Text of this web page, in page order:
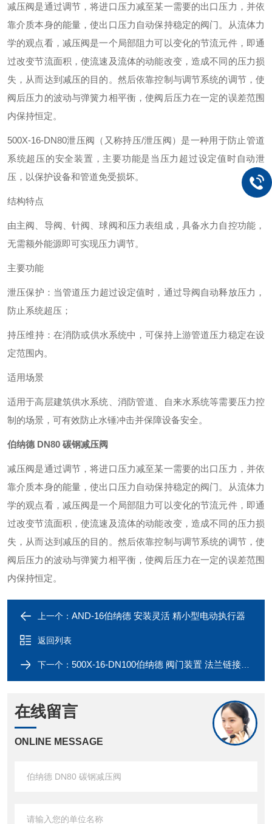
减压阀是通过调节 ，将进口压力减至某一需要的出口压力，并依
靠介质本身的能量，使出口压力自动保持稳定的阀门。从流体力
学的观点看，减压阀是一个局部阻力可以变化的节流元件，即通
过改变节流面积，使流速及流体的动能改变，造成不同的压力损
失 ，从而达到减压的目的。然后依靠控制与调节系统的调节，使
阀后压力的波动与弹簧力相平衡，使阀后压力在一定的误差范围
内保持恒定。
500X-16-DN80泄压阀（又称持压/泄压阀）是一种用于防止管道
系统超压的安全装置，主要功能是当压力超过设定值时自动泄
压，以保护设备和管道免受损坏。
结构特点
由主阀、导阀、针阀、球阀和压力表组成，具备水力自控功能，
无需额外能源即可实现压力调节。
主要功能
‌泄压保护‌：当管道压力超过设定值时，通过导阀自动释放压力，
防止系统超压；
‌持压维持‌：在消防或供水系统中，可保持上游管道压力稳定在设
定范围内。
适用场景
适用于高层建筑供水系统、消防管道、自来水系统等需要压力控
制的场景，可有效防止水锤冲击并保障设备安全。
伯纳德 DN80 碳钢减压阀
减压阀是通过调节 ，将进口压力减至某一需要的出口压力，并依
靠介质本身的能量，使出口压力自动保持稳定的阀门。从流体力
学的观点看，减压阀是一个局部阻力可以变化的节流元件，即通
过改变节流面积，使流速及流体的动能改变，造成不同的压力损
失 ，从而达到减压的目的。然后依靠控制与调节系统的调节，使
阀后压力的波动与弹簧力相平衡，使阀后压力在一定的误差范围
内保持恒定。
上一个： AND-16伯纳德 安装灵活 精小型电动执行器
返回列表
下一个： 500X-16-DN100伯纳德 阀门装置 法兰链接铸钢减压阀
在线留言
ONLINE MESSAGE